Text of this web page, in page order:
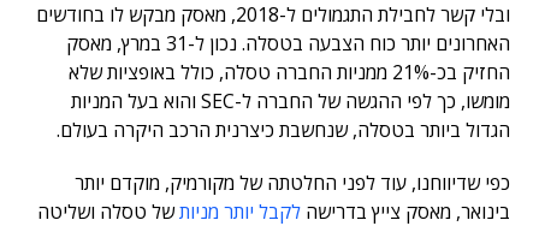
ובלי קשר לחבילת התגמולים ל-2018, מאסק מבקש לו בחודשים
האחרונים יותר כוח הצבעה בטסלה. נכון ל-31 במרץ, מאסק
החזיק בכ-21% ממניות החברה טסלה, כולל באופציות שלא
מומשו, כך לפי ההגשה של החברה ל-SEC והוא בעל המניות
הגדול ביותר בטסלה, שנחשבת כיצרנית הרכב היקרה בעולם.
כפי שדיווחנו, עוד לפני החלטתה של מקורמיק, מוקדם יותר
בינואר, מאסק צייץ בדרישה לקבל יותר מניותשל טסלה ושליטה